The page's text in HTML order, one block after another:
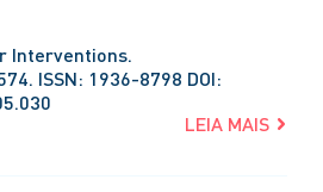
Interventions.
ISSN: 1936-8798 DOI:
LEIA MAIS